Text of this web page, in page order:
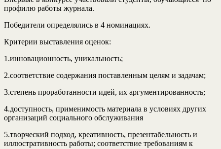
профилю работы журнала.
Победители определялись в 4 номинациях.
Критерии выставления оценок:
1.инновационность, уникальность;
2.соответствие содержания поставленным целям и задачам;
3.степень проработанности идей, их аргументированность;
4.доступность, применимость материала в условиях других
организаций социального обслуживания
5.творческий подход, креативность, презентабельность и
иллюстративность работы; соответствие требованиям к